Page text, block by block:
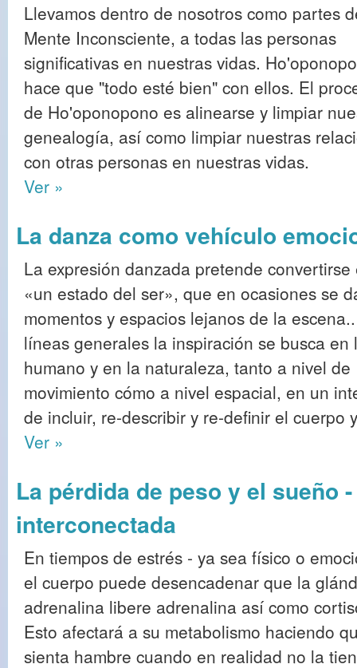
Llevamos dentro de nosotros como partes
Mente Inconsciente, a todas las personas
significativas en nuestras vidas.
hace que "todo esté bien" con ellos. El
de Ho'oponopono es alinearse y limpiar
genealogía, así como limpiar nuestras
con otras personas en nuestras vidas.
Ver »
La danza como vehículo
La expresión danzada pretende convertirse
«un estado del ser», que en ocasiones se
momentos y espacios lejanos de la
líneas generales la inspiración se busca en
humano y en la naturaleza, tanto a nivel de
movimiento cómo a nivel espacial, en un
de incluir, re-describir y re-definir el cuerpo
Ver »
La pérdida de peso y el sueño
interconectada
En tiempos de estrés - ya sea físico o
el cuerpo puede desencadenar que la
adrenalina libere adrenalina así como
Esto afectará a su metabolismo haciendo
sienta hambre cuando en realidad no la